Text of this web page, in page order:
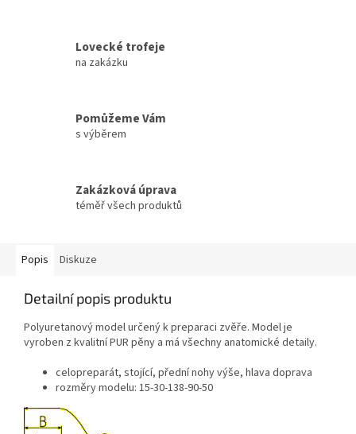
Lovecké trofeje
na zakázku
Pomůžeme Vám
s výběrem
Zakázková úprava
téměř všech produktů
Popis Diskuze
Detailní popis produktu
Polyuretanový model určený k preparaci zvěře. Model je
vyroben z kvalitní PUR pěny a má všechny anatomické detaily.
celopreparát, stojící, přední nohy výše, hlava doprava
rozměry modelu: 15-30-138-90-50